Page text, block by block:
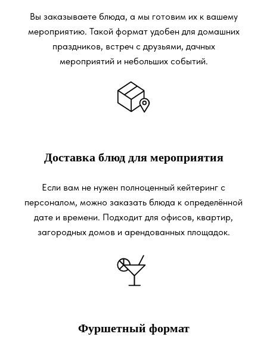
Вы заказываете блюда, а мы готовим их к вашему
мероприятию. Такой формат удобен для домашних
праздников, встреч с друзьями, дачных
мероприятий и небольших событий.
Доставка блюд для мероприятия
Если вам не нужен полноценный кейтеринг с
персоналом, можно заказать блюда к определённой
дате и времени. Подходит для офисов, квартир,
загородных домов и арендованных площадок.
Фуршетный формат